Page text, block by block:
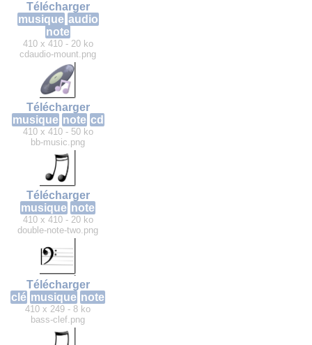
Télécharger
musique audio
note
410 x 410 - 20 ko
cdaudio-mount.png
Télécharger
musique note cd
410 x 410 - 50 ko
bb-music.png
Télécharger
musique note
410 x 410 - 20 ko
double-note-two.png
Télécharger
clé musique note
410 x 249 - 8 ko
bass-clef.png